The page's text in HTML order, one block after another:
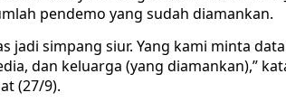
pendemo yang sudah diamankan.
jadi simpang siur. Yang kami minta
dan keluarga (yang diamankan),”
(27/9).